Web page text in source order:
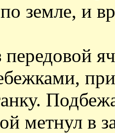
земле, и
метнул в